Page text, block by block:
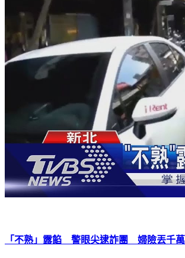
「不熟」露餡 警眼尖逮詐團 婦險丟千